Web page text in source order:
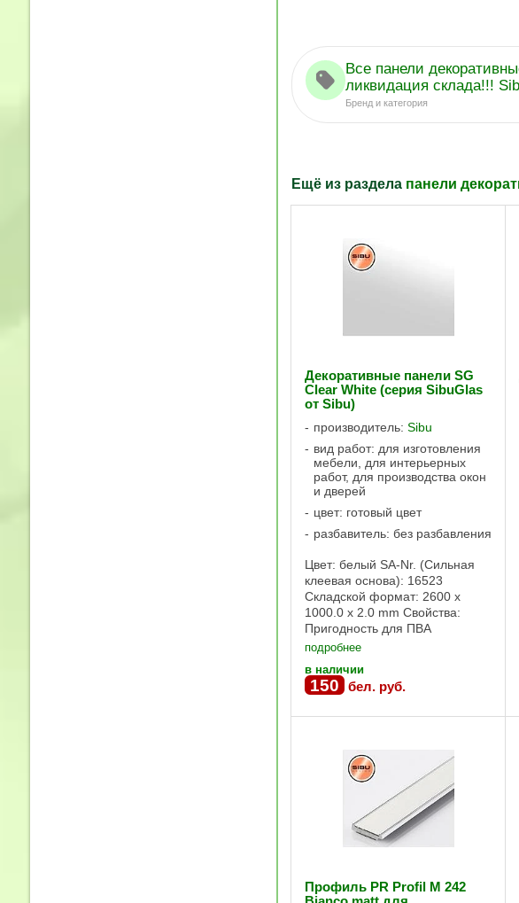
Все панели
ликвидация склада!!!
Бренд и категория
Ещё из раздела панели
Декоративные панели SG
Clear White (серия SibuGlas
от Sibu)
производитель: Sibu
вид работ: для изготовления
мебели, для интерьерных
работ, для производства окон
и дверей
цвет: готовый цвет
разбавитель: без разбавления
Цвет: белый SA-Nr. (Сильная
клеевая основа): 16523
Складской формат: 2600 x
1000.0 x 2.0 mm Свойства:
Пригодность для ПВА
Трудновоспламеняемость
влажных помещений Сильная
клеевая основа Оборотная
подробнее
в наличии
150 бел. руб.
Профиль PR Profil M 242